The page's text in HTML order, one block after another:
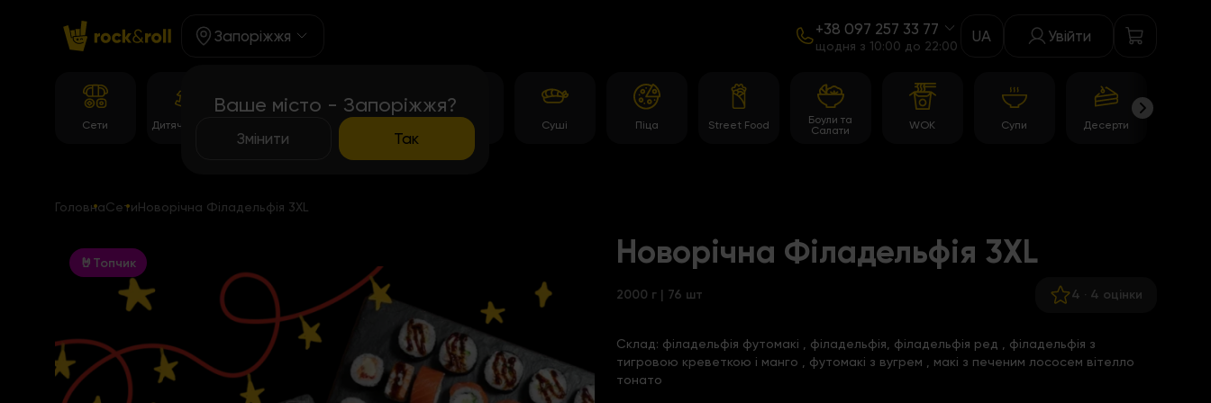
Запоріжжя
Ваше місто - Запоріжжя?
Змінити Так
+38 097 257 33 77
щодня з 10:00 до 22:00
UA Увійти
Сети Дитяче Меню Темпура роли Роли Суші Піца Street Food
Боули та
Салати
WOK Супи Десерти
ГоловнаСетиНоворічна Філадельфія 3XL
🤘Топчик Новорічна Філадельфія 3XL
2000 г | 76 шт 4 · 4 оцінки
Склад: філадельфія футомакі , філадельфія, філадельфія ред
філадельфія з
тигровою креветкою і манго
футомакі з вугрем
макі з печеним лососем вітелло
тонато